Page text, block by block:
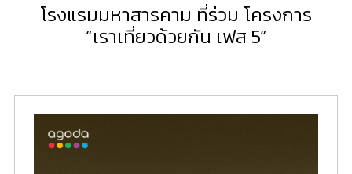
โรงแรมมหาสารคาม ที่ร่วม โครงการ
“เราเที่ยวด้วยกัน เฟส 5”